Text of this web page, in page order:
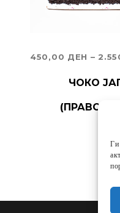
Ги
450,00 ДЕН –
ЧОКО